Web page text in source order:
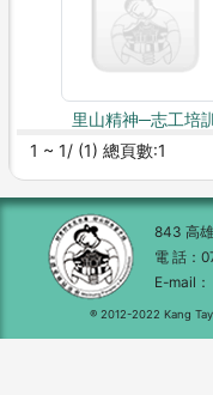
里山精神─志工培
1 ~ 1/ (1) 總頁數:1
843 高
電 話
E-mail
® 2012-2022 Kang